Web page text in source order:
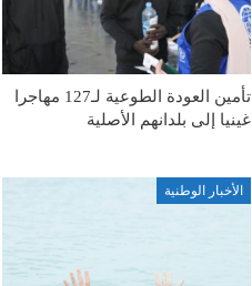
تأمين العودة الطوعية لـ127 مهاجرا
غينيا إلى بلدانهم الأصلية
الأخبار الوطنية